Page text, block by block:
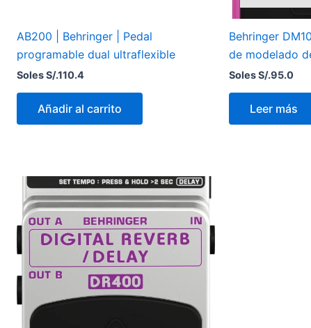
AB200 | Behringer | Pedal
programable dual ultraflexible
Soles S/.110.4
Añadir al carrito
Behringer
de modelado
Soles S/.95.0
Leer más